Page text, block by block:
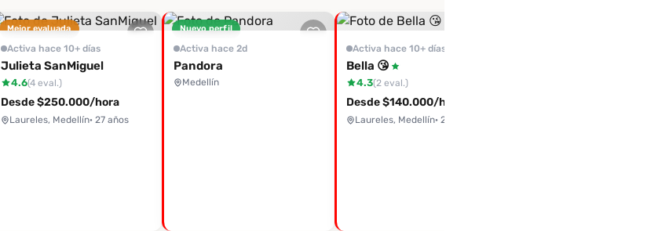
Mejor evaluada
Activa hace 10+ días
Julieta SanMiguel
4.6(4 eval.)
Desde $250.000/hora
Laureles, Medellín· 27 años
Nuevo perfil
Activa hace 2d
Pandora
Medellín
Activa hace 10+ días
Bella 😘
4.3(2 eval.)
Desde $140.000/hora
Laureles, Medellín· 21 años